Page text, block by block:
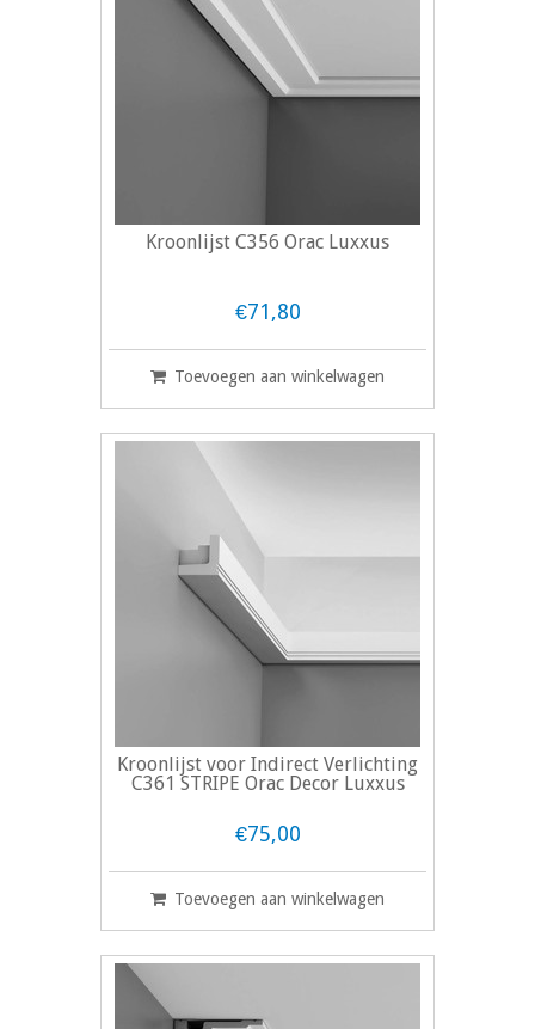
Kroonlijst C356 Orac Luxxus
€71,80
Toevoegen aan winkelwagen
Kroonlijst voor Indirect Verlichting
C361 STRIPE Orac Decor Luxxus
€75,00
Toevoegen aan winkelwagen